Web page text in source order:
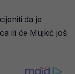
da je
ili će Mujkić još